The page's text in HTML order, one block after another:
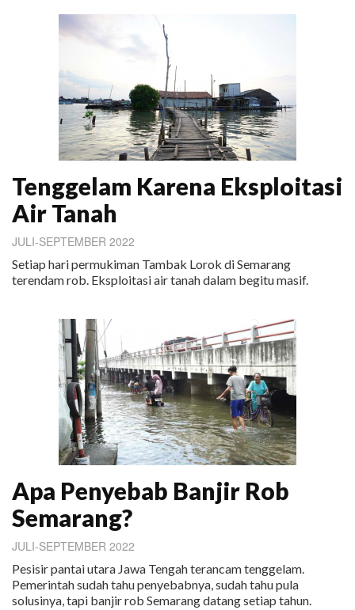
Tenggelam Karena Eksploitasi
Air Tanah
JULI-SEPTEMBER 2022
Setiap hari permukiman Tambak Lorok di Semarang
terendam rob. Eksploitasi air tanah dalam begitu masif.
Apa Penyebab Banjir Rob
Semarang?
JULI-SEPTEMBER 2022
Pesisir pantai utara Jawa Tengah terancam tenggelam.
Pemerintah sudah tahu penyebabnya, sudah tahu pula
solusinya, tapi banjir rob Semarang datang setiap tahun.